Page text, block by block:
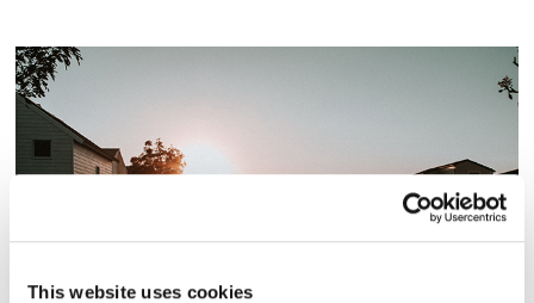
This website uses cookies